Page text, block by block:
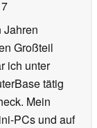
Jahren
Großteil
ich unter
tätig
Mein
PCs und auf